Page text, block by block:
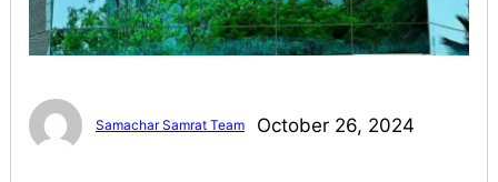
Samachar Samrat Team October 26, 2024